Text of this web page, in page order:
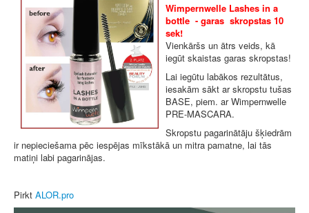
Wimpernwelle Lashes in a
bottle - garas skropstas 10
sek!
Vienkāršs un ātrs veids, kā
iegūt skaistas garas skropstas!
Lai iegūtu labākos rezultātus,
iesakām sākt ar skropstu tušas
BASE, piem. ar Wimpernwelle
PRE-MASCARA.
Skropstu pagarinātāju šķiedrām
ir nepieciešama pēc iespējas mīkstākā un mitra pamatne, lai tās
matiņi labi pagarinājas.
Pirkt ALOR.pro